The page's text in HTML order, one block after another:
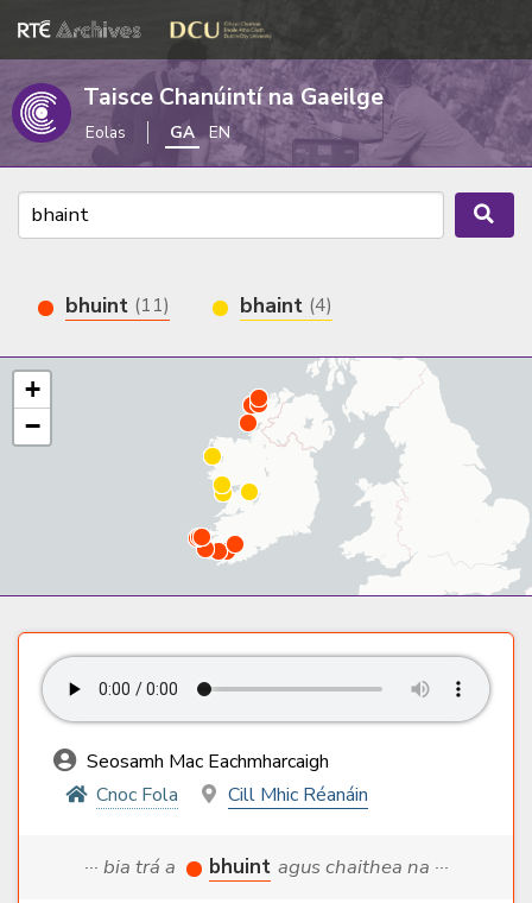
Taisce Chanúintí na Gaeilge
Eolas GA EN
bhuint (11) bhaint (4)
+
−
Seosamh Mac Eachmharcaigh
Cnoc Fola
Cill Mhic Réanáin
··· bia trá a bhuint agus chaithea na ···